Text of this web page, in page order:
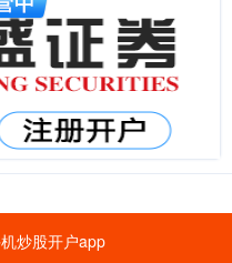
炒股开户app